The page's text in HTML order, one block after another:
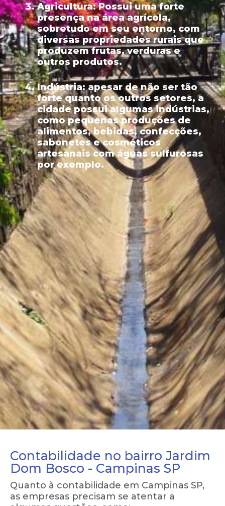
Agricultura:Possui uma forte
presença na área agrícola,
sobretudo em seu entorno, com
diversas propriedades rurais que
produzem frutas, verduras e
outros produtos.
Indústria:apesar de não ser tão
forte quanto os outros setores, a
cidade possui algumas indústrias,
como pequenas produções de
alimentos, bebidas, confecções,
sabonetes e cosméticos
artesanais com águas sulfurosas
por exemplo.
Contabilidade no bairro Jardim
Dom Bosco - Campinas SP
Quanto à contabilidade em Campinas SP,
as empresas precisam se atentar a